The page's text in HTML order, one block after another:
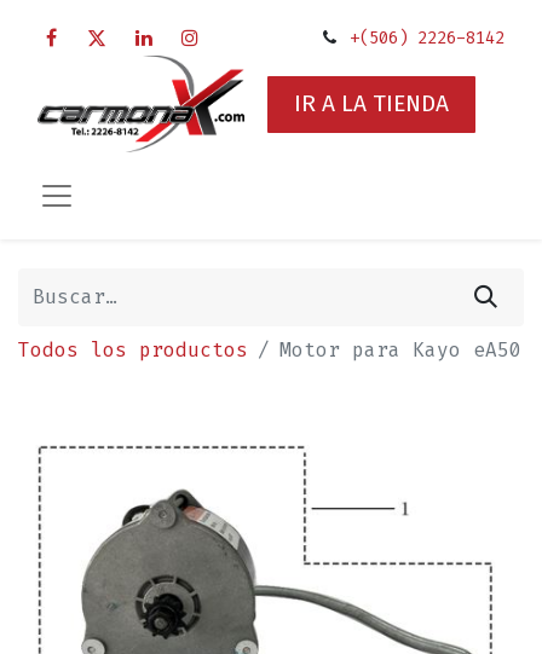
+(506) 2226-8142
IR A LA TIENDA
Todos los productos Motor para Kayo eA50